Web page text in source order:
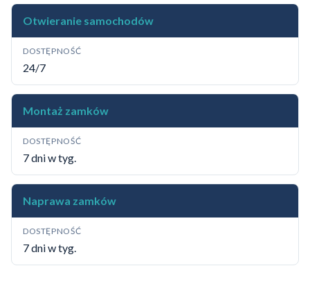
Otwieranie samochodów
DOSTĘPNOŚĆ
24/7
Montaż zamków
DOSTĘPNOŚĆ
7 dni w tyg.
Naprawa zamków
DOSTĘPNOŚĆ
7 dni w tyg.